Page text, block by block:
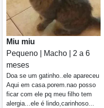
Miu miu
Pequeno | Macho | 2 a 6
meses
Doa se um gatinho..ele apareceu
Aqui em casa.porem.nao posso
ficar com ele pq meu filho tem
alergia...ele é lindo,carinhoso...